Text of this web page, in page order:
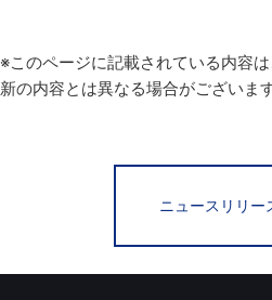
※このページに記載されている内容
新の内容とは異なる場合がございます
ニュースリリー